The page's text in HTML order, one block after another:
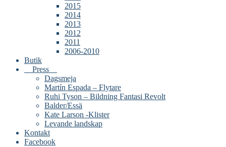
2015
2014
2013
2012
2011
2006-2010
Butik
Press
Dagsmeja
Martín Espada – Flytare
Ruhi Tyson – Bildning Fantasi Revolt
Balder/Essä
Kate Larson -Klister
Levande landskap
Kontakt
Facebook